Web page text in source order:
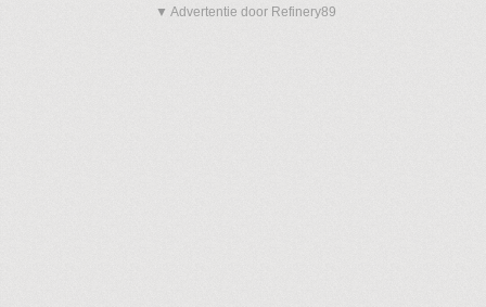
▼ Advertentie door Refinery89